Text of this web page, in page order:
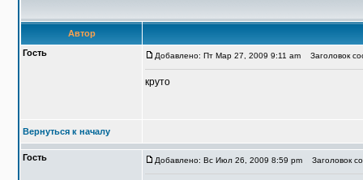
Автор
Гость
Добавлено: Пт Мар 27, 2009 9:11 am Заголовок
круто
Вернуться к началу
Гость Добавлено: Вс Июл 26, 2009 8:59 pm Заголовок